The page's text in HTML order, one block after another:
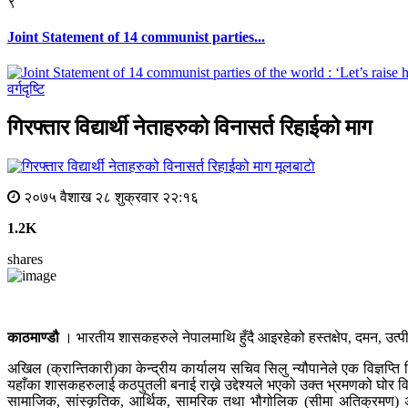
Joint Statement of 14 communist parties...
वर्गदृष्टि
गिरफ्तार विद्यार्थी नेताहरुको विनासर्त रिहाईको माग
मूलबाटाे
२०७५ वैशाख २८ शुक्रवार २२:१६
1.2K
shares
काठमाण्डौ। भारतीय शासकहरुले नेपालमाथि हुँदै आइरहेको हस्तक्षेप, दमन,
अखिल (क्रान्तिकारी)का केन्द्रीय कार्यालय सचिव सिलु न्यौपानेले एक विज्ञप्ति
यहाँका शासकहरुलाई कठपुतली बनाई राख्ने उद्देश्यले भएको उक्त भ्रमणको घोर
सामाजिक, सांस्कृतिक, आर्थिक, सामरिक तथा भौगोलिक (सीमा अतिक्रमण)